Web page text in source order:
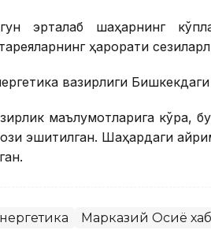
эрталаб шаҳарнинг
ҳарорати
вазирлиги Бишкекдаги
маълумотларига кўра,
эшитилган. Шаҳардаги
Марказий Осиё